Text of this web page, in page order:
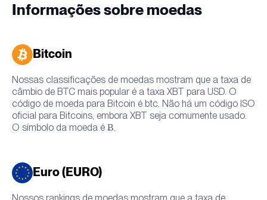
Informações sobre moedas
Bitcoin
Nossas classificações de moedas mostram que a taxa de
câmbio de BTC mais popular é a taxa XBT para USD. O
código de moeda para Bitcoin é btc. Não há um código ISO
oficial para Bitcoins, embora XBT seja comumente usado.
O símbolo da moeda é Ƀ.
Euro (EURO)